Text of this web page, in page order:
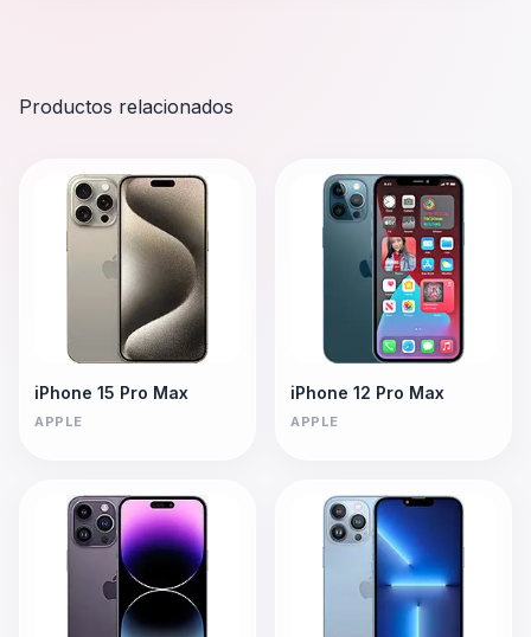
Productos relacionados
iPhone 15 Pro Max
APPLE
iPhone 12 Pro Max
APPLE